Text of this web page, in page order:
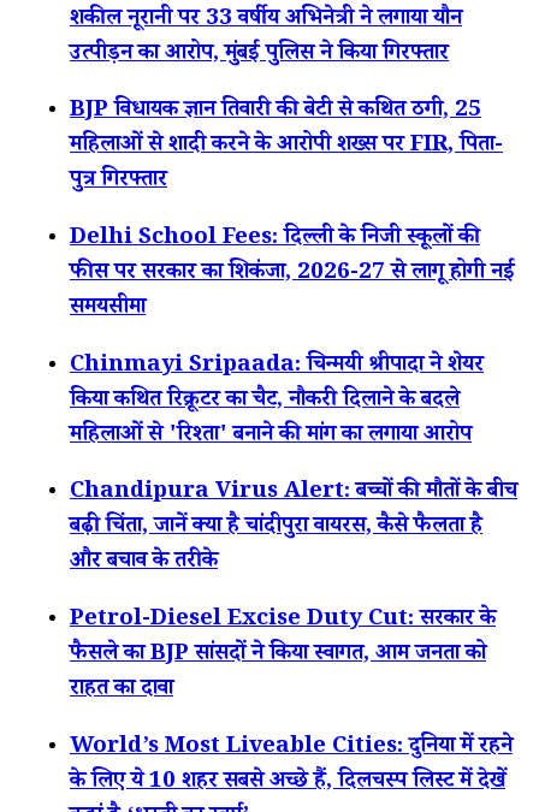
शकील नूरानी पर 33 वर्षीय अभिनेत्री ने लगाया यौन
उत्पीड़न का आरोप, मुंबई पुलिस ने किया गिरफ्तार
BJP विधायक ज्ञान तिवारी की बेटी से कथित ठगी, 25
महिलाओं से शादी करने के आरोपी शख्स पर FIR, पिता-
पुत्र गिरफ्तार
Delhi School Fees: दिल्ली के निजी स्कूलों की
फीस पर सरकार का शिकंजा, 2026-27 से लागू होगी नई
समयसीमा
Chinmayi Sripaada: चिन्मयी श्रीपादा ने शेयर
किया कथित रिक्रूटर का चैट, नौकरी दिलाने के बदले
महिलाओं से 'रिश्ता' बनाने की मांग का लगाया आरोप
Chandipura Virus Alert: बच्चों की मौतों के बीच
बढ़ी चिंता, जानें क्या है चांदीपुरा वायरस, कैसे फैलता है
और बचाव के तरीके
Petrol-Diesel Excise Duty Cut: सरकार के
फैसले का BJP सांसदों ने किया स्वागत, आम जनता को
राहत का दावा
World’s Most Liveable Cities: दुनिया में रहने
के लिए ये 10 शहर सबसे अच्छे हैं, दिलचस्प लिस्ट में देखें